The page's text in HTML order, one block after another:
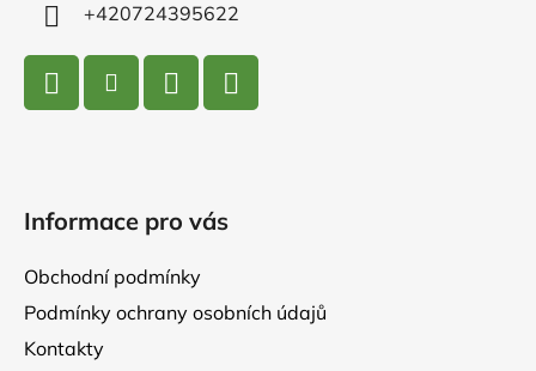
+420724395622
Informace pro vás
Obchodní podmínky
Podmínky ochrany osobních údajů
Kontakty